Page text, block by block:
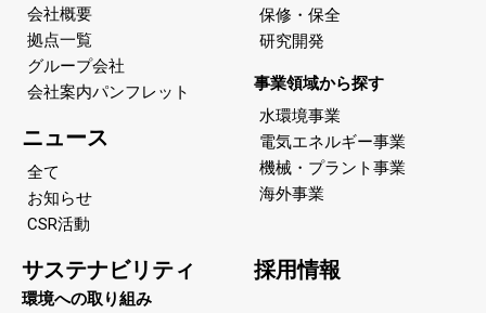
会社概要
拠点一覧
グループ会社
会社案内パンフレット
ニュース
全て
お知らせ
CSR活動
保修・保全
研究開発
事業領域から探す
水環境事業
電気エネルギー事業
機械・プラント事業
海外事業
サステナビリティ
環境への取り組み
採用情報